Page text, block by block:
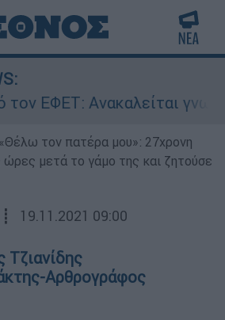
Ανακαλείται γνωστή
«Θέλω τον πατέρα μου»: 27χρονη
ώρες μετά το γάμο της και ζητούσε
┋ 19.11.2021 09:00
Τζιανίδης
Αρθρογράφος